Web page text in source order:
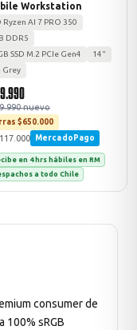
Workstation
Ryzen AI 7 PRO 350
DDR5
SSD M.2 PCIe Gen4
14"
Grey
nuevo
$650.000
MercadoPago
en 4 hrs hábiles en RM
a todo Chile
consumer de
100% sRGB